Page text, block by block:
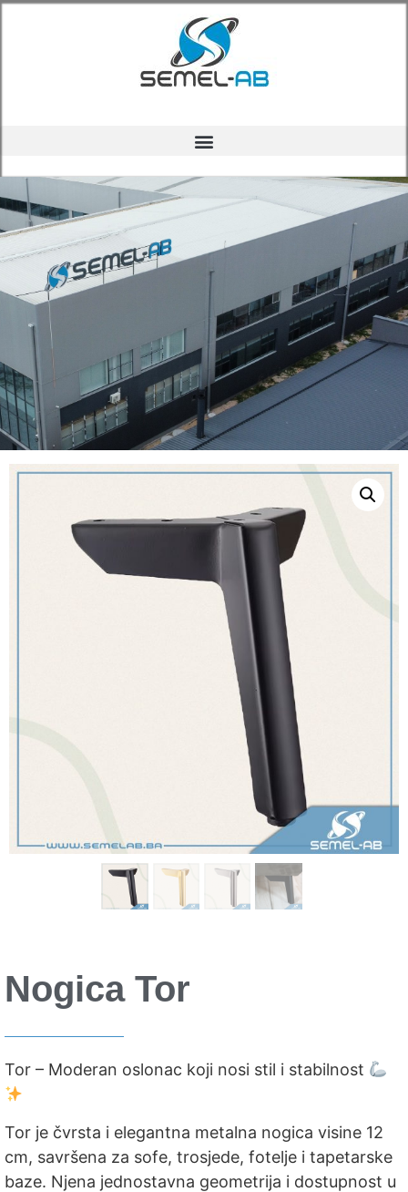
Nogica Tor
Tor – Moderan oslonac koji nosi stil i stabilnost
Tor je čvrsta i elegantna metalna nogica visine 12
cm, savršena za sofe, trosjede, fotelje i tapetarske
baze. Njena jednostavna geometrija i dostupnost u